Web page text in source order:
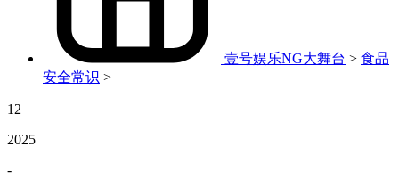
壹号娱乐NG大舞台 > 食品
安全常识 >
12
2025
-